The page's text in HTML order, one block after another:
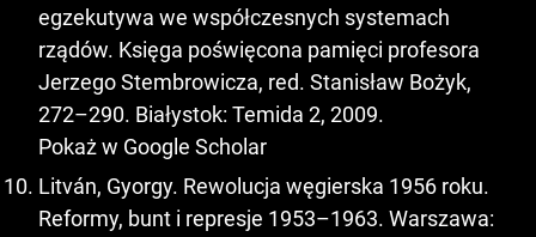
egzekutywa we współczesnych systemach
rządów. Księga poświęcona pamięci profesora
Jerzego Stembrowicza, red. Stanisław Bożyk,
272–290. Białystok: Temida 2, 2009.
Pokaż w Google Scholar
Litván, Gyorgy. Rewolucja węgierska 1956 roku.
Reformy, bunt i represje 1953–1963. Warszawa: